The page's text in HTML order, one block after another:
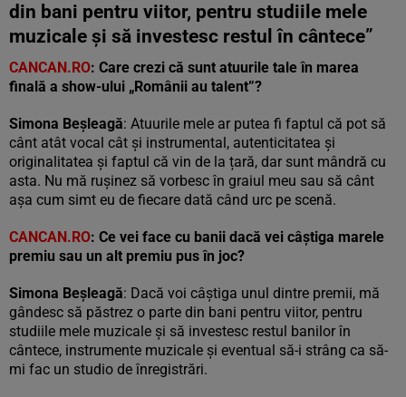
din bani pentru viitor, pentru studiile mele
muzicale și să investesc restul în cântece”
CANCAN.RO: Care crezi că sunt atuurile taleîn marea
finală a show-ului „Românii au talent”?
Simona Beșleagă: Atuurile mele ar putea fi faptul că pot să
cânt atât vocal cât și instrumental, autenticitatea și
originalitatea și faptul că vin de la țară, dar sunt mândră cu
asta. Nu mă rușinez să vorbesc în graiul meu sau să cânt
așa cum simt eu de fiecare dată când urc pe scenă.
CANCAN.RO: Ce vei face cu banii dacă vei câștiga marele
premiu sau un alt premiu pus în joc?
Simona Beșleagă: Dacă voi câștiga unul dintre premii, mă
gândesc să păstrez o parte din bani pentru viitor, pentru
studiile mele muzicale și să investesc restul banilor în
cântece, instrumente muzicale și eventual să-i strâng ca să-
mi fac un studio de înregistrări.